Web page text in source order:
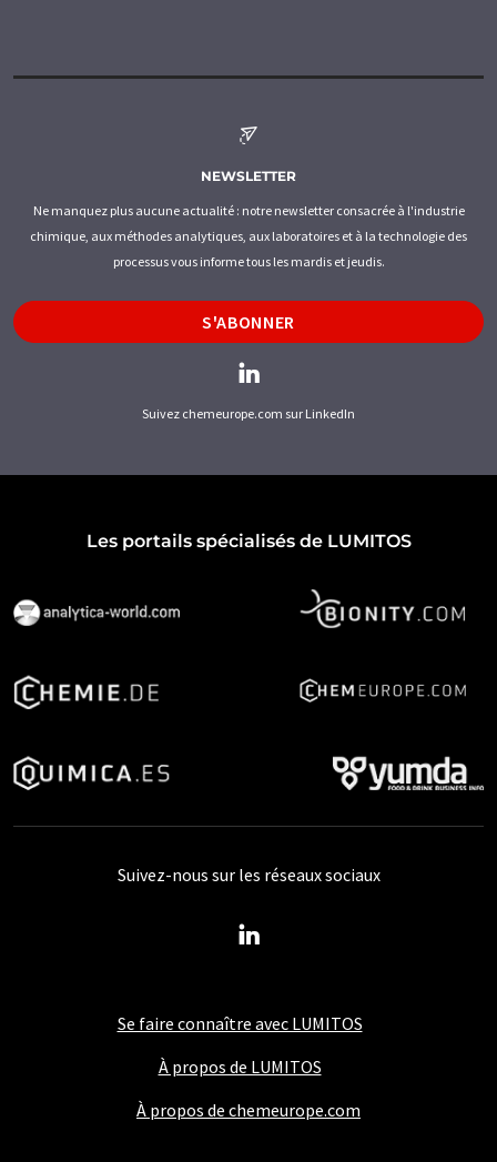
NEWSLETTER
Ne manquez plus aucune actualité : notre newsletter consacrée à l'industrie
chimique, aux méthodes analytiques, aux laboratoires et à la technologie des
processus vous informe tous les mardis et jeudis.
S'ABONNER
Suivez chemeurope.com sur LinkedIn
Les portails spécialisés de LUMITOS
Se faire connaître avec LUMITOS
À propos de LUMITOS
À propos de chemeurope.com
Suivez-nous sur les réseaux sociaux